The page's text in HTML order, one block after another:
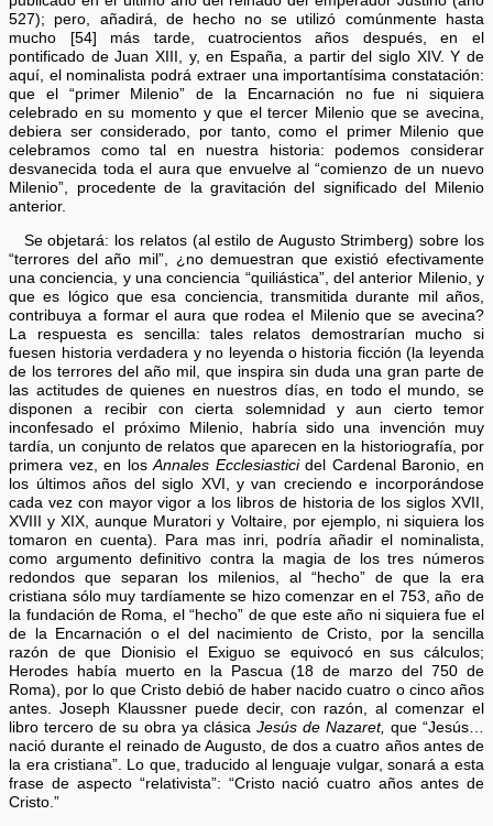
527); pero, añadirá, de hecho no se utilizó comúnmente hasta
mucho [54] más tarde, cuatrocientos años después, en el
pontificado de Juan XIII, y, en España, a partir del siglo XIV. Y de
aquí, el nominalista podrá extraer una importantísima constatación:
que el “primer Milenio” de la Encarnación no fue ni siquiera
celebrado en su momento y que el tercer Milenio que se avecina,
debiera ser considerado, por tanto, como el primer Milenio que
celebramos como tal en nuestra historia: podemos considerar
desvanecida toda el aura que envuelve al “comienzo de un nuevo
Milenio”, procedente de la gravitación del significado del Milenio
anterior.
Se objetará: los relatos (al estilo de Augusto Strimberg) sobre los
“terrores del año mil”, ¿no demuestran que existió efectivamente
una conciencia, y una conciencia “quiliástica”, del anterior Milenio, y
que es lógico que esa conciencia, transmitida durante mil años,
contribuya a formar el aura que rodea el Milenio que se avecina?
La respuesta es sencilla: tales relatos demostrarían mucho si
fuesen historia verdadera y no leyenda o historia ficción (la leyenda
de los terrores del año mil, que inspira sin duda una gran parte de
las actitudes de quienes en nuestros días, en todo el mundo, se
disponen a recibir con cierta solemnidad y aun cierto temor
inconfesado el próximo Milenio, habría sido una invención muy
tardía, un conjunto de relatos que aparecen en la historiografía, por
primera vez, en losAnnales Ecclesiasticidel Cardenal Baronio, en
los últimos años del siglo XVI, y van creciendo e incorporándose
cada vez con mayor vigor a los libros de historia de los siglos XVII,
XVIII y XIX, aunque Muratori y Voltaire, por ejemplo, ni siquiera los
tomaron en cuenta). Para mas inri, podría añadir el nominalista,
como argumento definitivo contra la magia de los tres números
redondos que separan los milenios, al “hecho” de que la era
cristiana sólo muy tardíamente se hizo comenzar en el 753, año de
la fundación de Roma, el “hecho” de que este año ni siquiera fue el
de la Encarnación o el del nacimiento de Cristo, por la sencilla
razón de que Dionisio el Exiguo se equivocó en sus cálculos;
Herodes había muerto en la Pascua (18 de marzo del 750 de
Roma), por lo que Cristo debió de haber nacido cuatro o cinco años
antes. Joseph Klaussner puede decir, con razón, al comenzar el
libro tercero de su obra ya clásica Jesús de Nazaret, que “Jesús…
nació durante el reinado de Augusto, de dos a cuatro años antes de
la era cristiana”. Lo que, traducido al lenguaje vulgar, sonará a esta
frase de aspecto “relativista”: “Cristo nació cuatro años antes de
Cristo.”